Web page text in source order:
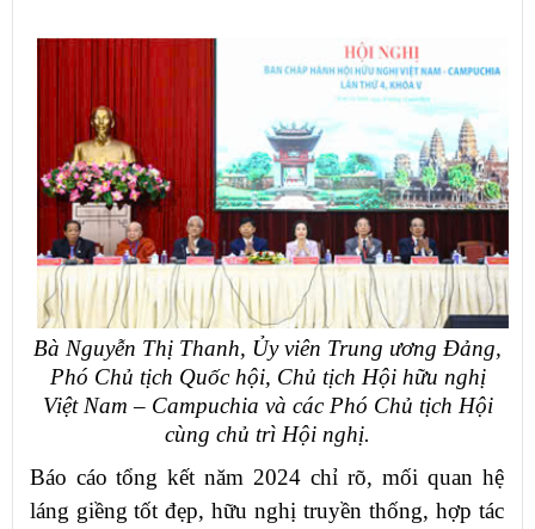
Bà Nguyễn Thị Thanh, Ủy viên Trung ương Đảng,
Phó Chủ tịch Quốc hội, Chủ tịch Hội hữu nghị
Việt Nam – Campuchia và các Phó Chủ tịch Hội
cùng chủ trì Hội nghị.
Báo cáo tổng kết năm 2024 chỉ rõ, mối quan hệ
láng giềng tốt đẹp, hữu nghị truyền thống, hợp tác